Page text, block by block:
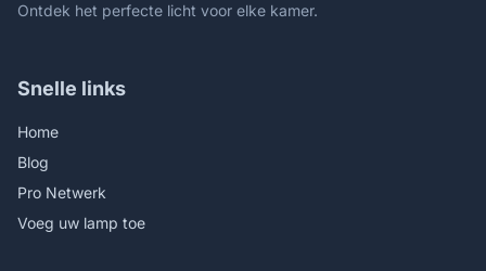
Ontdek het perfecte licht voor elke kamer.
Snelle links
Home
Blog
Pro Netwerk
Voeg uw lamp toe